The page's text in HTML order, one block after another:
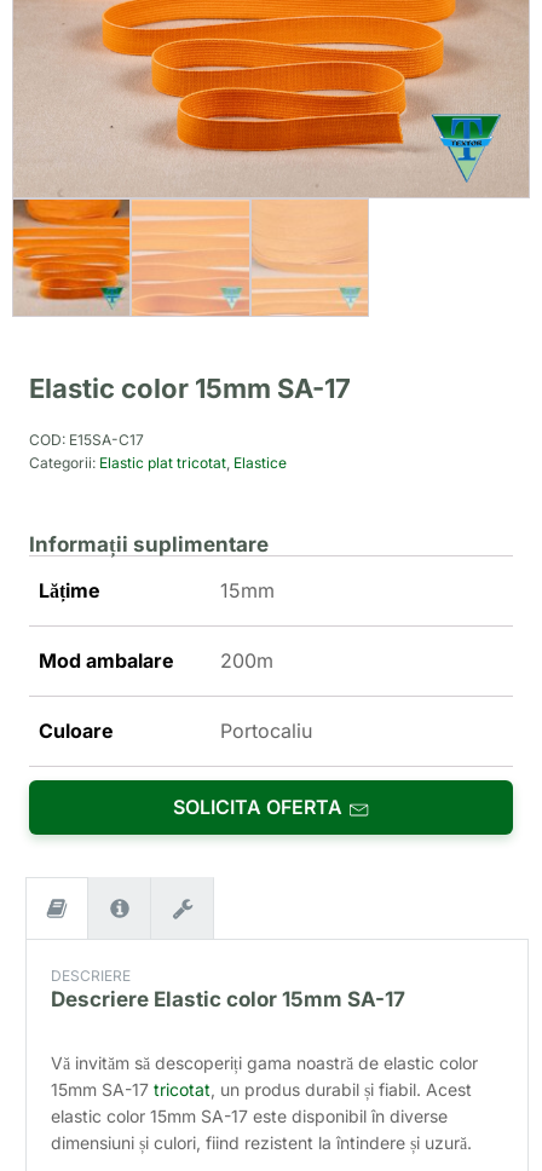
Elastic color 15mm SA-17
COD: E15SA-C17
Categorii: Elastic plat tricotat, Elastice
Informații suplimentare
Lățime
15mm
Mod ambalare 200m
Culoare Portocaliu
SOLICITA OFERTA
DESCRIERE
Descriere Elastic color 15mm SA-17
Vă invităm să descoperiți gama noastră de elastic color
15mm SA-17tricotat, un produs durabil și fiabil. Acest
elastic color 15mm SA-17 este disponibil în diverse
dimensiuni și culori, fiind rezistent la întindere și uzură.